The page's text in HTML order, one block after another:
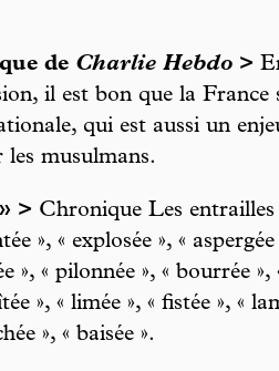
de Charlie Hebdo >
il est bon que la France
qui est aussi un
musulmans.
> Chronique Les
», « explosée », «
», « pilonnée », « bourrée »,
», « limée », « fistée », «
», « baisée ».